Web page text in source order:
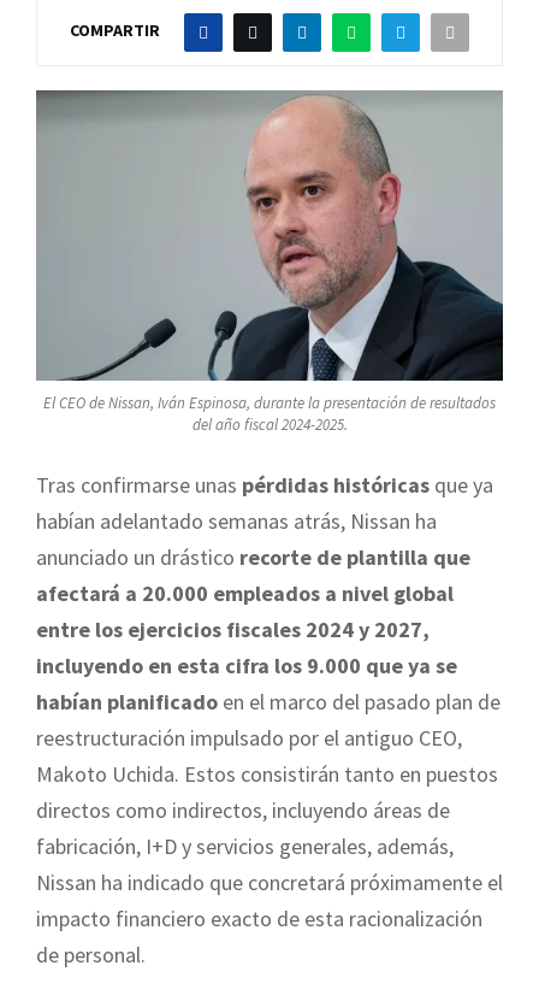
COMPARTIR
El CEO de Nissan, Iván Espinosa, durante la presentación de resultados
del año fiscal 2024-2025.
Tras confirmarse unas pérdidas históricas que ya
habían adelantado semanas atrás, Nissan ha
anunciado un drástico recorte de plantilla que
afectará a 20.000 empleados a nivel global
entre los ejercicios fiscales 2024 y 2027,
incluyendo en esta cifra los 9.000 que ya se
habían planificado en el marco del pasado plan de
reestructuración impulsado por el antiguo CEO,
Makoto Uchida. Estos consistirán tanto en puestos
directos como indirectos, incluyendo áreas de
fabricación, I+D y servicios generales, además,
Nissan ha indicado que concretará próximamente el
impacto financiero exacto de esta racionalización
de personal.